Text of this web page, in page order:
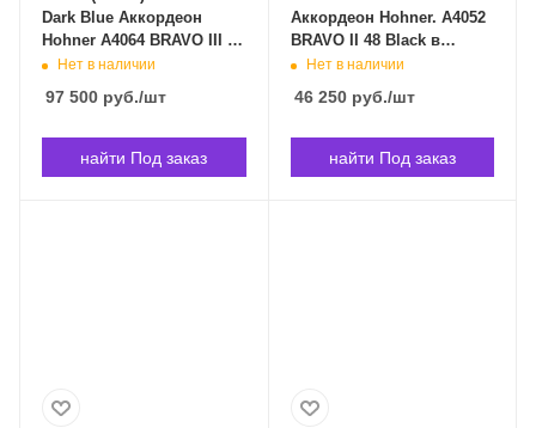
Dark Blue Аккордеон
Hohner A4064 BRAVO III 72
в Владивостоке
Нет в наличии
97 500 руб./шт
найти Под заказ
Аккордеон Hohner. A4052
BRAVO II 48 Black в
Владивостоке
Нет в наличии
46 250руб./шт
найти Под заказ